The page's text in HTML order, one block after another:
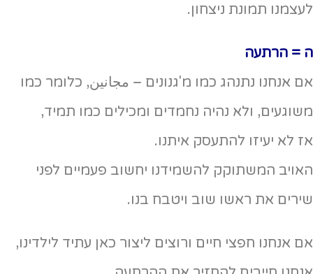
לעצמנו תמונת ניצחון.
ה = הרתעה
אם אנחנו נתנהג כמו מ'גנונים – مجانين, כלומר כמו
משוגעים, ולא נהיה נחמדים ומכילים כמו תמיד,
אז לא יעיזו להתעסק איתנו.
האויב המשתוקק להשמידנו יחשוב פעמיים לפני
שירים את ראשו שוב ויטבח בנו.
אם אנחנו חפצי חיים ורוצים ליצור כאן עתיד לילדינו,